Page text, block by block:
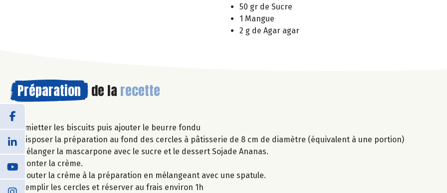
50 gr de Sucre
1 Mangue
2 g de Agar agar
Préparation de la recette
Émietter les biscuits puis ajouter le beurre fondu
Disposer la préparation au fond des cercles à pâtisserie de 8 cm de diamètre (équivalent à une portion)
Mélanger la mascarpone avec le sucre et le dessert Sojade Ananas.
Monter la crème.
Ajouter la crème à la préparation en mélangeant avec une spatule.
Remplir les cercles et réserver au frais environ 1h